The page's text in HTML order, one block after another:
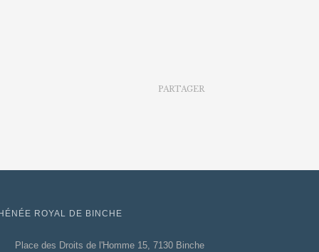
PARTAGER
ROYAL DE BINCHE
Place des Droits de l'Homme 15, 7130 Binche